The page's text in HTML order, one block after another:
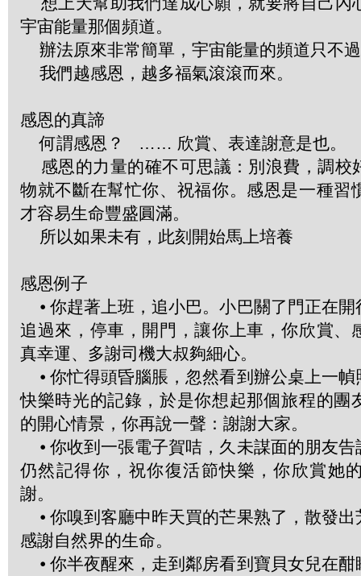
宇宙能量那個頻道。
辦法原來非常簡單，宇宙能量的頻道只不
我們越感恩，越多福氣滾滾而來。
感恩的真諦
何謂感恩？ …… 欣賞、表達謝意是也。
感恩的力量的確不可思議：別浪費，調校
物就不斷在幫忙你、祝福你。感恩是一種習
才容易生命豐盛圓滿。
所以如果未有，此刻開始馬上培養
感恩例子
⦁ 你趕著上班，追小巴。小巴關了門正在開
追過來，停車，開門，讓你上車，你欣賞、
真幸運、多謝司機大叔夠細心。
⦁ 你忙得頭昏腦脹，忽然看到辦公桌上一幀
快樂時光的記錄，於是你想起那個旅程的團
的開心情景，你再說一聲：謝謝大家。
⦁ 你收到一張電子賀咭，久未謀面的朋友告
仍然記得你，祝你復活節快樂，你欣賞她
謝。
⦁ 你嗅到客廳中昨天買的芒果熟了，散發出
感謝自然界的生命。
⦁ 你半夜醒來，走到鄰房看到寶貝女兒在酣